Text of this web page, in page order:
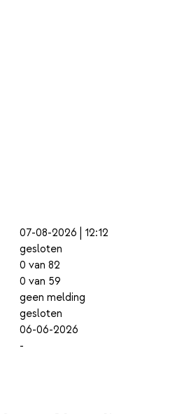
07-08-2026 | 12:12
gesloten
0 van 82
0 van 59
geen melding
gesloten
06-06-2026
-